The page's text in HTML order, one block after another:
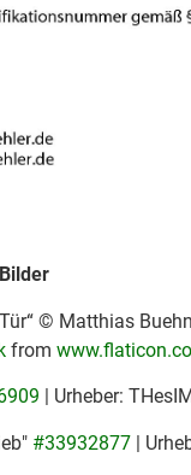
© Matthias
from
| Urheber:
#33932877 |